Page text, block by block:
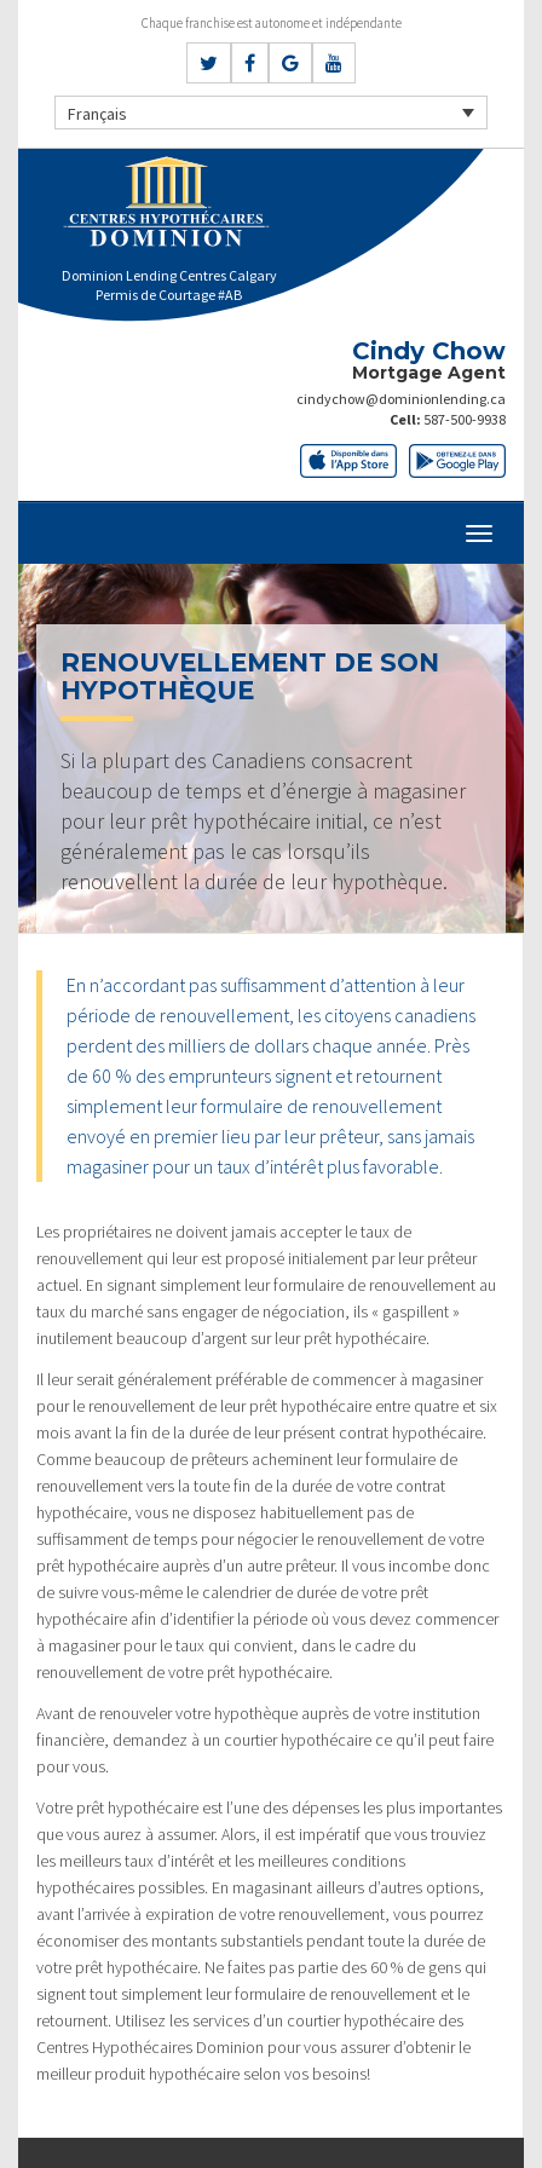
Chaque franchise est autonome et indépendante
Français
Dominion Lending Centres Calgary
Permis de Courtage #AB
Cindy Chow
Mortgage Agent
cindychow@dominionlending.ca
Cell: 587-500-9938
RENOUVELLEMENT DE SON
HYPOTHÈQUE
Si la plupart des Canadiens consacrent
beaucoup de temps et d’énergie à magasiner
pour leur prêt hypothécaire initial, ce n’est
généralement pas le cas lorsqu’ils
renouvellent la durée de leur hypothèque.
En n’accordant pas suffisamment d’attention à leur
période de renouvellement, les citoyens canadiens
perdent des milliers de dollars chaque année. Près
de 60 % des emprunteurs signent et retournent
simplement leur formulaire de renouvellement
envoyé en premier lieu par leur prêteur, sans jamais
magasiner pour un taux d’intérêt plus favorable.
Les propriétaires ne doivent jamais accepter le taux de
renouvellement qui leur est proposé initialement par leur prêteur
actuel. En signant simplement leur formulaire de renouvellement au
taux du marché sans engager de négociation, ils « gaspillent »
inutilement beaucoup d’argent sur leur prêt hypothécaire.
Il leur serait généralement préférable de commencer à magasiner
pour le renouvellement de leur prêt hypothécaire entre quatre et six
mois avant la fin de la durée de leur présent contrat hypothécaire.
Comme beaucoup de prêteurs acheminent leur formulaire de
renouvellement vers la toute fin de la durée de votre contrat
hypothécaire, vous ne disposez habituellement pas de
suffisamment de temps pour négocier le renouvellement de votre
prêt hypothécaire auprès d’un autre prêteur. Il vous incombe donc
de suivre vous-même le calendrier de durée de votre prêt
hypothécaire afin d’identifier la période où vous devez commencer
à magasiner pour le taux qui convient, dans le cadre du
renouvellement de votre prêt hypothécaire.
Avant de renouveler votre hypothèque auprès de votre institution
financière, demandez à un courtier hypothécaire ce qu’il peut faire
pour vous.
Votre prêt hypothécaire est l’une des dépenses les plus importantes
que vous aurez à assumer. Alors, il est impératif que vous trouviez
les meilleurs taux d’intérêt et les meilleures conditions
hypothécaires possibles. En magasinant ailleurs d’autres options,
avant l’arrivée à expiration de votre renouvellement, vous pourrez
économiser des montants substantiels pendant toute la durée de
votre prêt hypothécaire. Ne faites pas partie des 60 % de gens qui
signent tout simplement leur formulaire de renouvellement et le
retournent. Utilisez les services d’un courtier hypothécaire des
Centres Hypothécaires Dominion pour vous assurer d’obtenir le
meilleur produit hypothécaire selon vos besoins!